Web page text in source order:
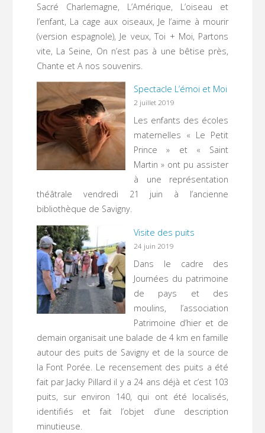
Sacré Charlemagne, L’Amérique, L’oiseau et
l’enfant, La cage aux oiseaux, Je l’aime à mourir
(version espagnole), Je veux, Toi + Moi, Partons
vite, La Seine, On n’est pas à une bêtise près,
Chante et A nos souvenirs.
Spectacle L’émoi et Moi
2 juillet 2019
Les enfants des écoles
maternelles « Le Petit
Prince » et « Saint
Martin » ont pu assister
à une représentation
théâtrale vendredi 21 juin à l’ancienne
bibliothèque de Savigny.
Visite des puits
24 juin 2019
Dans le cadre des
Journées du patrimoine
de pays et des
moulins, l’association
Patrimoine d’hier et de
demain organisait une balade de 4 km en famille
autour des puits de Savigny et de la source de
la Font Porée. Le recensement des puits a été
fait par Jacky Pillard il y a 24 ans déjà et c’est 103
puits, sur environ 140, qui ont été localisés,
identifiés et fait l’objet d’une description
minutieuse.